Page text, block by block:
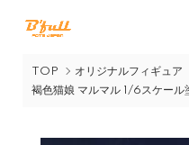
TOP
オリジナルフィギュア
褐色猫娘 マルマル 1/6スケール